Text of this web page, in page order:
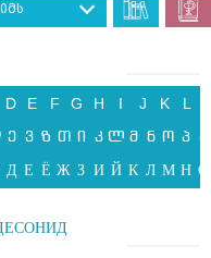
D E F G H I J K L
ე ვ ზ თ ი კ ლ მ ნ ო პ ჟ
Д Е Ё Ж З И Й К Л М Н О